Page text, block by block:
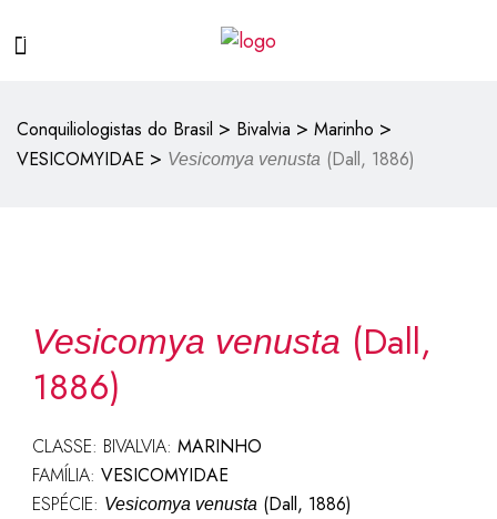
Conquiliologistas do Brasil > Bivalvia > Marinho >
VESICOMYIDAE > Vesicomya venusta (Dall, 1886)
Vesicomya venusta (Dall,
1886)
CLASSE: BIVALVIA: MARINHO
FAMÍLIA: VESICOMYIDAE
ESPÉCIE: Vesicomya venusta(Dall, 1886)